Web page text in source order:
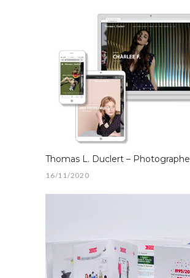
Thomas L. Duclert – Photographe
16/11/2020